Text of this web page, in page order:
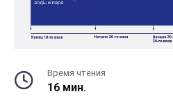
Время чтения
16 мин.